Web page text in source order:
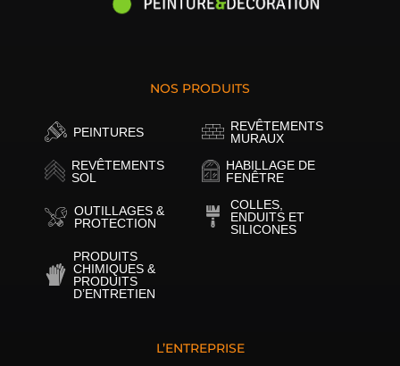
NOS PRODUITS
PEINTURES
REVÊTEMENTS
MURAUX
REVÊTEMENTS
SOL
HABILLAGE DE
FENÊTRE
OUTILLAGES &
PROTECTION
COLLES,
ENDUITS ET
SILICONES
PRODUITS
CHIMIQUES &
PRODUITS
D’ENTRETIEN
L’ENTREPRISE